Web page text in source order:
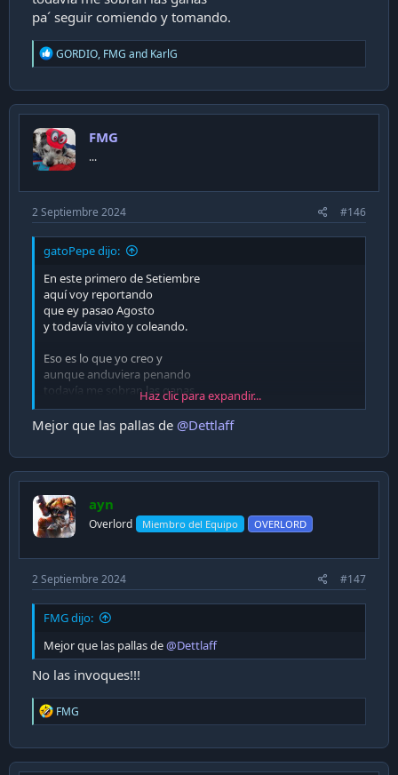
pa´ seguir comiendo y tomando.
R
e
c
t
o
n
s
GORDIO, FMG and KarlG
FMG
...
2 Septiembre 2024 #146
gatoPepe dijo:
En este primero de Setiembre
aquí voy reportando
que ey pasao Agosto
y todavía vivito y coleando.
Eso es lo que yo creo y
aunque anduviera penando
todavía me sobran las ganas
pa´ seguir comiendo y tomando.
Haz clic para expandir...
Mejor que las pallas de @Dettlaff
ayn
Overlord Miembro del Equipo OVERLORD
2 Septiembre 2024 #147
FMG dijo:
Mejor que las pallas de@Dettlaff
No las invoques!!!
R
e
c
t
FMG